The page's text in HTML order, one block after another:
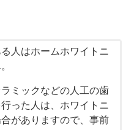
人はホームホワイトニ
ミックなどの人工の歯
った人は、ホワイトニ
がありますので、事前